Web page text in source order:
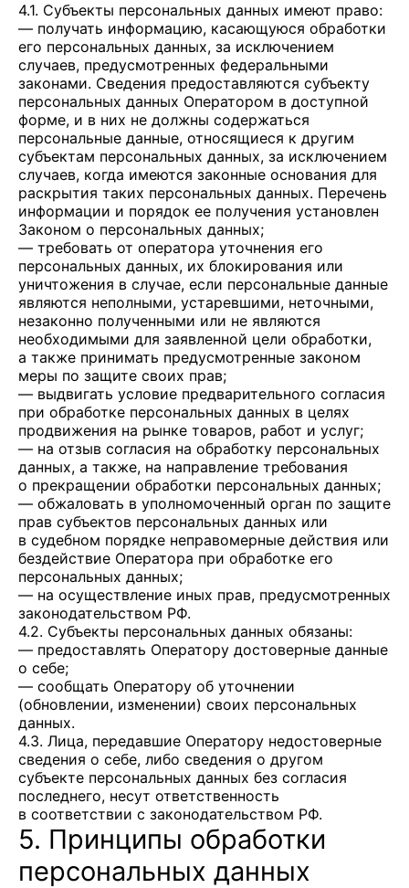
4.1. Субъекты персональных данных имеют право:
— получать информацию, касающуюся обработки
его персональных данных, за исключением
случаев, предусмотренных федеральными
законами. Сведения предоставляются субъекту
персональных данных Оператором в доступной
форме, и в них не должны содержаться
персональные данные, относящиеся к другим
субъектам персональных данных, за исключением
случаев, когда имеются законные основания для
раскрытия таких персональных данных. Перечень
информации и порядок ее получения установлен
Законом о персональных данных;
— требовать от оператора уточнения его
персональных данных, их блокирования или
уничтожения в случае, если персональные данные
являются неполными, устаревшими, неточными,
незаконно полученными или не являются
необходимыми для заявленной цели обработки,
а также принимать предусмотренные законом
меры по защите своих прав;
— выдвигать условие предварительного согласия
при обработке персональных данных в целях
продвижения на рынке товаров, работ и услуг;
— на отзыв согласия на обработку персональных
данных, а также, на направление требования
о прекращении обработки персональных данных;
— обжаловать в уполномоченный орган по защите
прав субъектов персональных данных или
в судебном порядке неправомерные действия или
бездействие Оператора при обработке его
персональных данных;
— на осуществление иных прав, предусмотренных
законодательством РФ.
4.2. Субъекты персональных данных обязаны:
— предоставлять Оператору достоверные данные
о себе;
— сообщать Оператору об уточнении
(обновлении, изменении) своих персональных
данных.
4.3. Лица, передавшие Оператору недостоверные
сведения о себе, либо сведения о другом
субъекте персональных данных без согласия
последнего, несут ответственность
в соответствии с законодательством РФ.
5. Принципы обработки
персональных данных